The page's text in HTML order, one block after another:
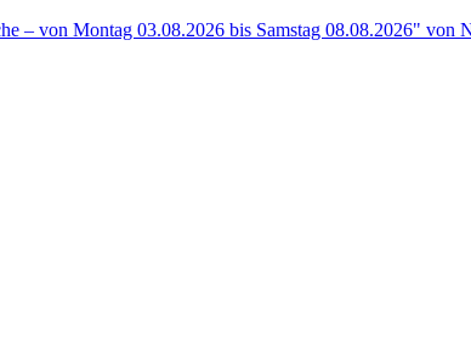
– von Montag 03.08.2026 bis Samstag 08.08.2026" von